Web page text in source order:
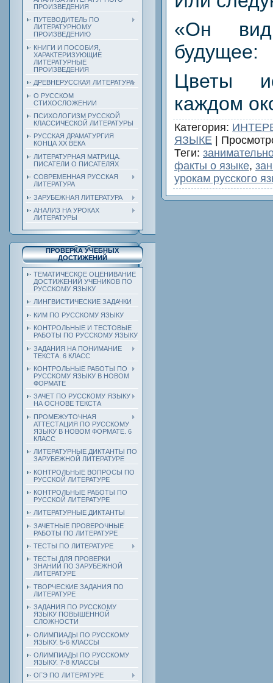
ПРОИЗВЕДЕНИЯ
ПУТЕВОДИТЕЛЬ ПО
ЛИТЕРАТУРНОМУ
ПРОИЗВЕДЕНИЮ
КНИГИ И ПОСОБИЯ,
ХАРАКТЕРИЗУЮЩИЕ
ЛИТЕРАТУРНЫЕ
ПРОИЗВЕДЕНИЯ
ДРЕВНЕРУССКАЯ ЛИТЕРАТУРА
О РУССКОМ
СТИХОСЛОЖЕНИИ
ПСИХОЛОГИЗМ РУССКОЙ
КЛАССИЧЕСКОЙ ЛИТЕРАТУРЫ
РУССКАЯ ДРАМАТУРГИЯ
КОНЦА ХХ ВЕКА
ЛИТЕРАТУРНАЯ МАТРИЦА.
ПИСАТЕЛИ О ПИСАТЕЛЯХ
СОВРЕМЕННАЯ РУССКАЯ
ЛИТЕРАТУРА
ЗАРУБЕЖНАЯ ЛИТЕРАТУРА
АНАЛИЗ НА УРОКАХ
ЛИТЕРАТУРЫ
ПРОВЕРКА УЧЕБНЫХ
ДОСТИЖЕНИЙ
ТЕМАТИЧЕСКОЕ ОЦЕНИВАНИЕ
ДОСТИЖЕНИЙ УЧЕНИКОВ ПО
РУССКОМУ ЯЗЫКУ
ЛИНГВИСТИЧЕСКИЕ ЗАДАЧКИ
КИМ ПО РУССКОМУ ЯЗЫКУ
КОНТРОЛЬНЫЕ И ТЕСТОВЫЕ
РАБОТЫ ПО РУССКОМУ ЯЗЫКУ
ЗАДАНИЯ НА ПОНИМАНИЕ
ТЕКСТА. 6 КЛАСС
КОНТРОЛЬНЫЕ РАБОТЫ ПО
РУССКОМУ ЯЗЫКУ В НОВОМ
ФОРМАТЕ
ЗАЧЕТ ПО РУССКОМУ ЯЗЫКУ
НА ОСНОВЕ ТЕКСТА
ПРОМЕЖУТОЧНАЯ
АТТЕСТАЦИЯ ПО РУССКОМУ
ЯЗЫКУ В НОВОМ ФОРМАТЕ. 6
КЛАСС
ЛИТЕРАТУРНЫЕ ДИКТАНТЫ ПО
ЗАРУБЕЖНОЙ ЛИТЕРАТУРЕ
КОНТРОЛЬНЫЕ ВОПРОСЫ ПО
РУССКОЙ ЛИТЕРАТУРЕ
КОНТРОЛЬНЫЕ РАБОТЫ ПО
РУССКОЙ ЛИТЕРАТУРЕ
ЛИТЕРАТУРНЫЕ ДИКТАНТЫ
ЗАЧЕТНЫЕ ПРОВЕРОЧНЫЕ
РАБОТЫ ПО ЛИТЕРАТУРЕ
ТЕСТЫ ПО ЛИТЕРАТУРЕ
ТЕСТЫ ДЛЯ ПРОВЕРКИ
ЗНАНИЙ ПО ЗАРУБЕЖНОЙ
ЛИТЕРАТУРЕ
ТВОРЧЕСКИЕ ЗАДАНИЯ ПО
ЛИТЕРАТУРЕ
ЗАДАНИЯ ПО РУССКОМУ
ЯЗЫКУ ПОВЫШЕННОЙ
СЛОЖНОСТИ
ОЛИМПИАДЫ ПО РУССКОМУ
ЯЗЫКУ. 5-6 КЛАССЫ
ОЛИМПИАДЫ ПО РУССКОМУ
ЯЗЫКУ. 7-8 КЛАССЫ
ОГЭ ПО ЛИТЕРАТУРЕ
«Он
будущее:
Цветы
каждом
Категория:
ЯЗЫКЕ |
Теги:
факты о языке,
урокам русского